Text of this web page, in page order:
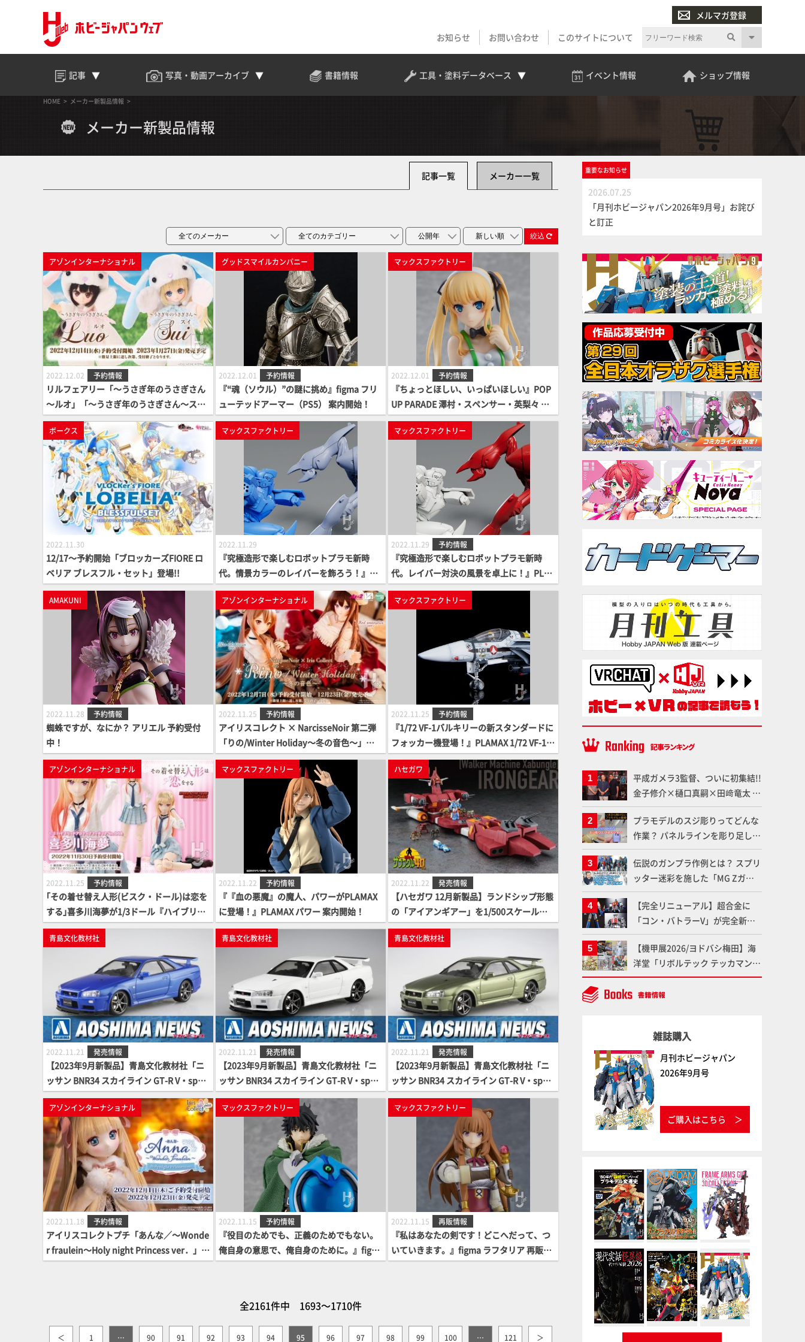
メルマガ登録
お知らせ
お問い合わせ このサイトについて
記事 写真・動画アーカイブ 書籍情報 工具・塗料データベース イベント情報 ショップ情報
HOME メーカー新製品情報
メーカー新製品情報
記事一覧 メーカー一覧
絞込
アゾンインターナショナル
2022.12.02 予約情報
リルフェアリー「～うさぎ年のうさぎさん
～ルオ」「～うさぎ年のうさぎさん～ス
イ」のご案内☆
グッドスマイルカンパニー
2022.12.01 予約情報
『“魂（ソウル）”の謎に挑め』figma フリ
ューテッドアーマー（PS5） 案内開始！
マックスファクトリー
2022.12.01 予約情報
『ちょっとほしい、いっぱいほしい』POP
UP PARADE 澤村・スペンサー・英梨々 バ
ニーVer. 案内開始！
ボークス
2022.11.30
12/17～予約開始「ブロッカーズFIORE ロ
ベリア ブレスフル・セット」登場!!
マックスファクトリー
2022.11.29
『究極造形で楽しむロボットプラモ新時
代。情景カラーのレイバーを飾ろう！』PL
AMAX MF-72 minimum factory イングラ
ム & クラブマンハイレッグ エフェクトカラ
ーVer. 案内開始！
マックスファクトリー
2022.11.29 予約情報
『究極造形で楽しむロボットプラモ新時
代。レイバー対決の風景を卓上に！』PLA
MAX MF-71 minimum factory イングラム
& クラブマンハイレッグ レイバーカラーVe
AMAKUNI
2022.11.28 予約情報
蜘蛛ですが、なにか？ アリエル 予約受付
中！
アゾンインターナショナル
2022.11.25 予約情報
アイリスコレクト × NarcisseNoir 第二弾
「りの/Winter Holiday～冬の音色～」の
ご案内
マックスファクトリー
2022.11.25 予約情報
『1/72 VF-1バルキリーの新スタンダードに
フォッカー機登場！』PLAMAX 1/72 VF-1S
ファイターバルキリー（ロイ・フォッカー
機） 案内開始！
アゾンインターナショナル
2022.11.25 予約情報
｢その着せ替え人形(ビスク・ドール)は恋を
する｣喜多川海夢が1/3ドール『ハイブリッ
ドアクティブフィギュア』シリーズで登
場！
マックスファクトリー
2022.11.22 予約情報
『『血の悪魔』の魔人、パワーがPLAMAX
に登場！』PLAMAX パワー 案内開始！
ハセガワ
2022.11.22 発売情報
【ハセガワ 12月新製品】ランドシップ形態
の「アイアンギアー」を1/500スケールで
キット化！
青島文化教材社
2022.11.21 発売情報
【2023年9月新製品】青島文化教材社「ニ
ッサン BNR34 スカイライン GT-R V・spec
Ⅱ '00 ベイサイドブルー」
青島文化教材社
2022.11.21 発売情報
【2023年9月新製品】青島文化教材社「ニ
ッサン BNR34 スカイライン GT-R V・spec
Ⅱ '00 ホワイト」
青島文化教材社
2022.11.21 発売情報
【2023年9月新製品】青島文化教材社「ニ
ッサン BNR34 スカイライン GT-R V・spec
Ⅱ Nur '02 ミレニアムジェイド」
アゾンインターナショナル
2022.11.18 予約情報
アイリスコレクトプチ「あんな／～Wonde
r fraulein～Holy night Princess ver．」の
ご案内☆
マックスファクトリー
2022.11.15 予約情報
『役目のためでも、正義のためでもない。
俺自身の意思で、俺自身のために。』figm
a 岩谷尚文 DX ver. 案内開始！
マックスファクトリー
2022.11.15 再販情報
『私はあなたの剣です！どこへだって、つ
いていきます。』figma ラフタリア 再販案
内開始！
全2161件中 1693～1710件
＜ 1 … 90 91 92 93 94 95 96 97 98 99 100 … 121 ＞
重要なお知らせ
2026.07.25
「月刊ホビージャパン2026年9月号」お詫び
と訂正
平成ガメラ3監督、ついに初集結!!
金子修介×樋口真嗣×田﨑竜太 4
体のガメラを未来へつなぐ特別鼎
談「ガメラ永久保存化プロジェク
ト FINAL」
プラモデルのスジ彫りってどんな
作業？ パネルラインを彫り足して
作品を映えさせよう！【いまさら
聞けないプラモデルの基礎：スジ
彫りとパネルライン】
伝説のガンプラ作例とは？ スプリ
ッター迷彩を施した「MG Zガン
ダム アムロ・レイ仕様機」をMAX
渡辺がふたたび塗る!!【試し読
み】
【完全リニューアル】超合金に
「コン・バトラーV」が完全新規
造形で登場！気になる仕様を試作
品の撮り下ろしでご紹介!!さらに
「大鉄人17」＆「ワンエイト」セ
ット情報もお届け！【超合金の
魂】
【機甲展2026/ヨドバシ梅田】海
洋堂「リボルテック テッカマンエ
ビル」GSIクレオス「イングラ
ス・プラス」、
KONG2」など最新メカアイテム
展示レポート【Side B】
雑誌購入
月刊ホビージャパン
2026年9月号
ご購入はこちら